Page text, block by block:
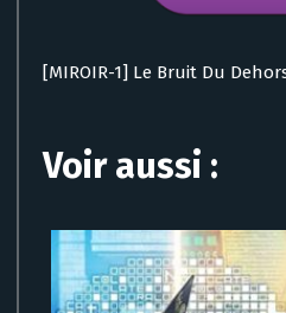
[MIROIR-1] Le Bruit Du
Voir aussi :